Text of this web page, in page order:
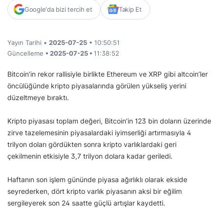
Google'da bizi tercih et Takip Et
Yayın Tarihi • 2025-07-25 • 10:50:51
Güncelleme • 2025-07-25 • 11:38:52
Bitcoin’in rekor rallisiyle birlikte Ethereum ve XRP gibi altcoin’ler
öncülüğünde kripto piyasalarında görülen yükseliş yerini
düzeltmeye bıraktı.
Kripto piyasası toplam değeri, Bitcoin’in 123 bin doların üzerinde
zirve tazelemesinin piyasalardaki iyimserliği artırmasıyla 4
trilyon doları gördükten sonra kripto varlıklardaki geri
çekilmenin etkisiyle 3,7 trilyon dolara kadar geriledi.
Haftanın son işlem gününde piyasa ağırlıklı olarak ekside
seyrederken, dört kripto varlık piyasanın aksi bir eğilim
sergileyerek son 24 saatte güçlü artışlar kaydetti.